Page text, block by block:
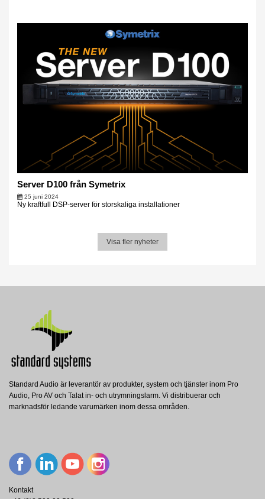
Server D100 från Symetrix
25 juni 2024
Ny kraftfull DSP-server för storskaliga installationer
Visa fler nyheter
Standard Audio är leverantör av produkter, system och tjänster inom Pro
Audio, Pro AV och Talat in- och utrymningslarm. Vi distribuerar och
marknadsför ledande varumärken inom dessa områden.
Kontakt